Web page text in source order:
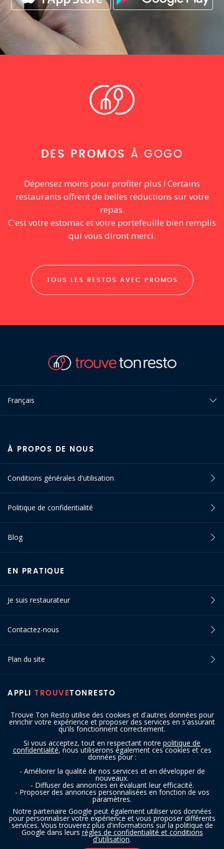
DES PROMOS À GOGO
Dépensez moins pour profiter plus ! Certains
restaurants offrent de belles réductions sur votre
repas.
C'est votre estomac et votre portefeuille bien remplis
qui vous diront merci.
TOUS LES RESTOS AVEC PROMOS
Trouve Ton Resto utilise des cookies et d'autres données pour
enrichir votre expérience et proposer des services en s'assurant
qu'ils fonctionnent correctement.
Si vous acceptez, tout en respectant notre politique de
confidentialité, nous utiliserons également ces cookies et ces
données pour :
- Améliorer la qualité de nos services et en développer de
nouveaux.
- Diffuser des annonces en évaluant leur efficacité.
- Proposer des annonces personnalisées en fonction de vos
paramètres.
Notre partenaire Google peut également utiliser vos données
pour personnaliser votre expérience et vous proposer différents
services. Vous trouverez plus d'informations sur la politique de
Google dans leurs règles de confidentialité et conditions
d'utilisation.
Français
APPLI TROUVETONRESTO
À PROPOS DE NOUS
Conditions générales d'utilisation
Politique de confidentialité
Blog
EN PRATIQUE
Je suis restaurateur
Contactez-nous
Plan du site
SUIVEZ-NOUS
Copyright © 2016 - 2026 trouvetonresto.be ‐ Tous droits réservés | JDC
Resto SRL | Rue de Mettet 12 - 5640 Mettet (Belgique)